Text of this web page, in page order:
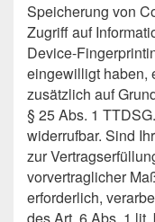
Speicherung von
Zugriff auf
Device-
eingewilligt haben,
zusätzlich auf
§ 25 Abs. 1
widerrufbar. Sind
zur
vorvertraglicher
erforderlich,
des Art. 6 Abs. 1 lit.